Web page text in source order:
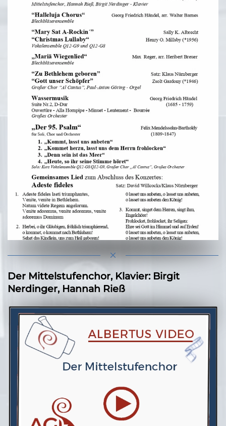
Das Programm
Der Mittelstufenchor, Klavier: Birgit
Nerdinger, Hannah Rieß